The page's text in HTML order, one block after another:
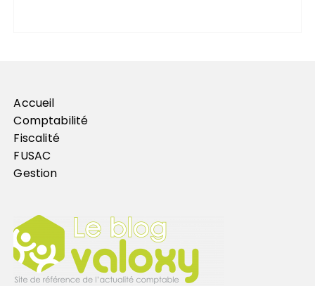
Accueil
Comptabilité
Fiscalité
FUSAC
Gestion